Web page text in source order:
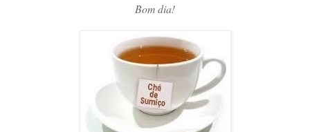
Bom dia!